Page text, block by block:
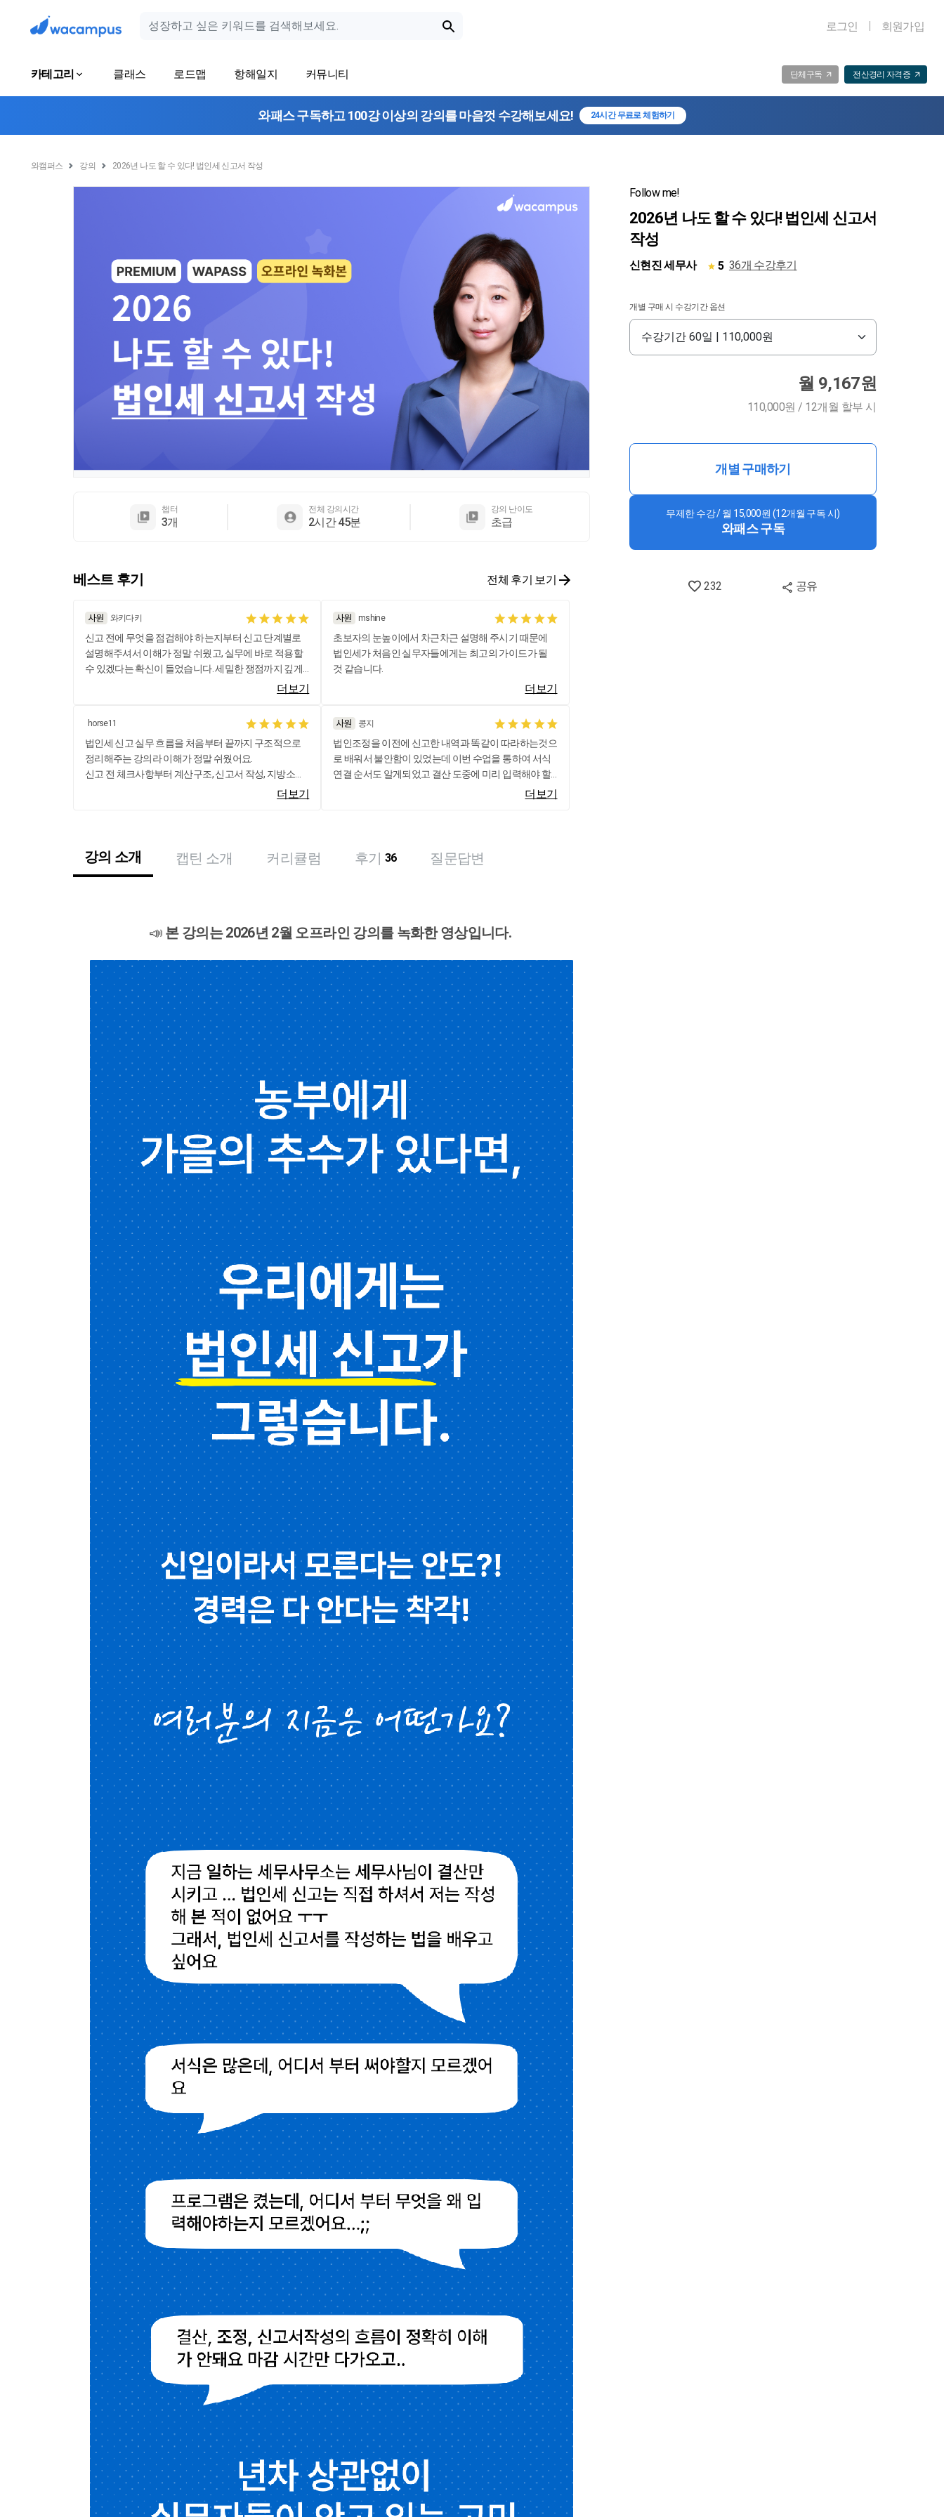
로그인 회원가입
카테고리 클래스 로드맵 항해일지 커뮤니티 단체구독 전산경리 자격증
와패스 구독하고 100강 이상의 강의를 마음껏 수강해보세요! 24시간 무료로 체험하기
와캠퍼스 강의 2026년 나도 할 수 있다! 법인세 신고서 작성
챕터
3개
전체 강의시간
2시간 45분
강의 난이도
초급
베스트 후기 전체 후기 보기
와키다키
신고 전에 무엇을 점검해야 하는지부터 신고 단계별로
설명해주셔서 이해가 정말 쉬웠고, 실무에 바로 적용할
수 있겠다는 확신이 들었습니다. 세밀한 쟁점까지 깊게
다루기보다는, 신고 실무의 골격과 핵심을 빠르게 정리
습하면 신고서식 작성할 때 훨씬 수월할 것 같아요
더보기
mshine
초보자의 눈높이에서 차근차근 설명해 주시기 때문에
법인세가 처음인 실무자들에게는 최고의 가이드가 될
것 같습니다.
더보기
horse11
법인세 신고 실무 흐름을 처음부터 끝까지 구조적으로
정리해주는 강의라 이해가 정말 쉬웠어요.
신고 전 체크사항부터 계산구조, 신고서 작성, 지방소득
세, 전자신고까지 단계별로 정리돼 있어서 실무에 바로
더보기
콩지
법인조정을 이전에 신고한 내역과 똑같이 따라하는것으
로 배워서 불안함이 있었는데 이번 수업을 통하여 서식
연결 순서도 알게되었고 결산 도중에 미리 입력해야 할
서식 팁을 많이 배울 수 있어서 좋았습니다. 감사합니다.
더보기
강의 소개 캡틴 소개 커리큘럼 후기 36 질문답변
📣 본 강의는 2026년 2월 오프라인 강의를 녹화한 영상입니다.
Follow me!
2026년 나도 할 수 있다! 법인세 신고서
작성
신현진 세무사 5 36개 수강후기
개별 구매 시 수강기간 옵션
월 9,167원
110,000원 / 12개월 할부 시
개별 구매하기
무제한 수강 / 월 15,000원 (12개월 구독 시)
와패스 구독
232 공유